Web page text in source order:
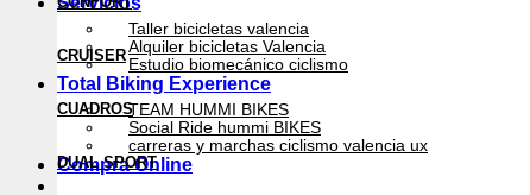
Taller bicicletas valencia
Alquiler bicicletas Valencia
Estudio biomecánico ciclismo
Total Biking Experience
TEAM HUMMI BIKES
Social Ride hummi BIKES
carreras y marchas ciclismo valencia ux
Compra Online
CRUISER
CUADROS
DUAL SPORT